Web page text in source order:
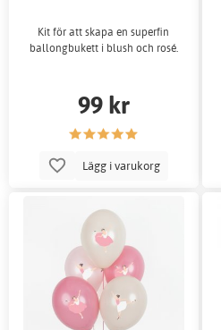
Kit för att skapa en superfin
ballongbukett i blush och rosé.
99 kr
Lägg i varukorg